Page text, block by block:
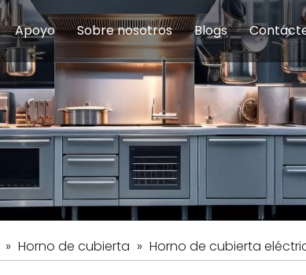
Equipos de Concesión Equipo
Equipo de preparación de alimentosEquipo de panadería Equipo
Comedor del personal
Restaurante y comida
Apoyo
Servicio Preguntas
Sobre nosotros
Introducción de la empresa
Blogs
» Horno de cubierta » Horno de cubierta